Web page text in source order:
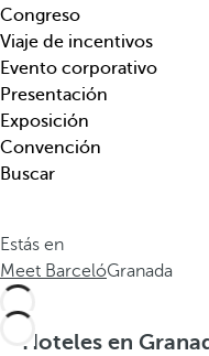
e
m
á
t
i
c
a
.
c
h
a
h
a
c
i
b
a
Congreso
Viaje de incentivos
Evento corporativo
Presentación
Exposición
Convención
Buscar
Estás en
Meet BarcelóGranada
Hoteles en